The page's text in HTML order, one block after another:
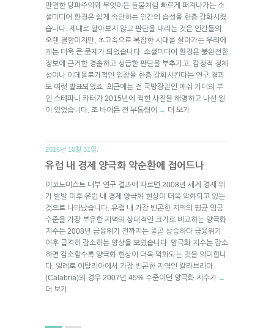
만연한 당파주의와 무엇이든 들불처럼 빠르게 퍼져나가는 소
셜미디어 환경은 쉽게 속단하는 인간의 습성을 한층 강화시켰
습니다. 제대로 알아보지 않고 판단을 내리는 것은 인간들의
오랜 결함이지만, 초고속으로 복잡한 시대를 살아가는 우리에
게는 더욱 큰 문제가 되었습니다. 소셜미디어 환경은 불완전한
정보에 근거한 경솔하고 성급한 판단을 부추기고, 감정적 정체
성이나 이데올로기적인 입장을 한층 강화시킨다는 연구 결과
도 여럿 발표되었죠. 최근에는 전 국방장관인 애쉬 카터의 부
인 스테파니 카터가 2015년에 찍힌 사진을 해명하고 나선 일
이 있었습니다. 조 바이든 전 부통령이
→ 더 보기
2016년 10월 31일.
유럽 내 경제 양극화 악순환에 접어드나
이코노미스트 내부 연구 결과에 따르면 2008년 세계 경제 위
기 발발 이후 유럽 내 경제 양극화 현상이 더욱 악화되고 있는
것으로 나타났습니다. 유럽 내 가장 빈곤한 지역의 평균 임금
수준을 가장 부유한 지역의 상대적인 크기로 비교하는 양극화
지수는 2008년 금융위기 전까지는 줄곧 상승하다 금융위기
이후 급격히 감소하는 양상을 보였습니다. 양극화 지수는 감소
하면 감소할수록 양극화 현상이 더욱 악화되는 것을 의미합니
다. 일례로 이탈리아에서 가장 빈곤한 지역인 칼라브리아
(Calabria)의 경우 2007년 45% 수준이던 양극화 지수가 →
더 보기